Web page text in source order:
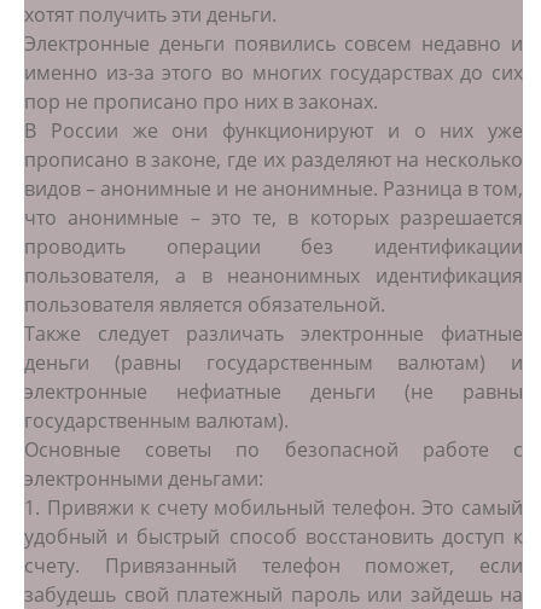
хотят получить эти деньги.
Электронные деньги появились совсем недавно и
именно из-за этого во многих государствах до сих
пор не прописано про них в законах.
В России же они функционируют и о них уже
прописано в законе, где их разделяют на несколько
видов – анонимные и не анонимные. Разница в том,
что анонимные – это те, в которых разрешается
проводить операции без идентификации
пользователя, а в неанонимных идентификация
пользователя является обязательной.
Также следует различать электронные фиатные
деньги (равны государственным валютам) и
электронные нефиатные деньги (не равны
государственным валютам).
Основные советы по безопасной работе с
электронными деньгами:
1. Привяжи к счету мобильный телефон. Это самый
удобный и быстрый способ восстановить доступ к
счету. Привязанный телефон поможет, если
забудешь свой платежный пароль или зайдешь на